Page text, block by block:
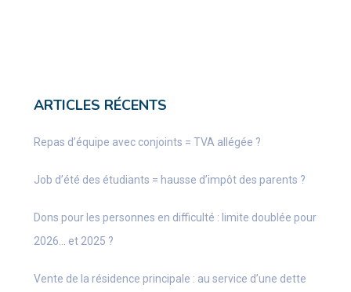
ARTICLES RÉCENTS
Repas d’équipe avec conjoints = TVA allégée ?
Job d’été des étudiants = hausse d’impôt des parents ?
Dons pour les personnes en difficulté : limite doublée pour
2026… et 2025 ?
Vente de la résidence principale : au service d’une dette